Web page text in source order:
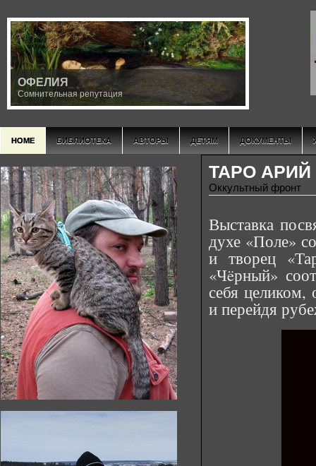
ОФЕЛИЯ
Сомнительная репутация
HOME БИБЛИОТЕКА АВТОРЫ ДЕТЯМ ДОКУМЕНТЫ
ТАРО АРИЙ
Оккультный фронт
Выставка
духе «Поле»
и творец
«Чëрный»
себя целиком,
и перейдя